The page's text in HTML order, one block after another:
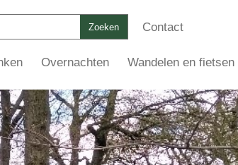
Zoeken Contact
Overnachten Wandelen en fietsen